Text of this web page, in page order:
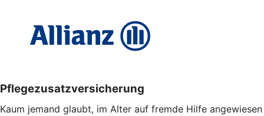
Pflegezusatzversicherung
Kaum jemand glaubt, im Alter auf fremde Hilfe angewiesen